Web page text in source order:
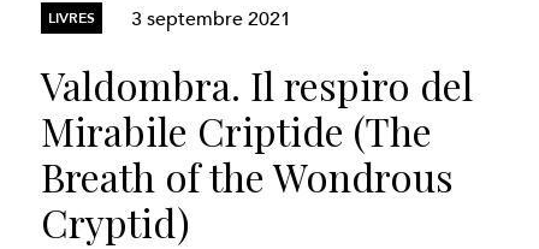
LIVRES 3 septembre 2021
Valdombra. Il respiro del
Mirabile Criptide (The
Breath of the Wondrous
Cryptid)